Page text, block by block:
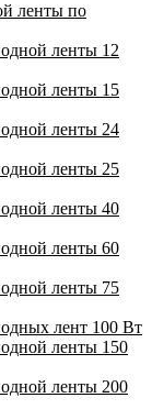
ленты по
ленты 12
ленты 15
ленты 24
ленты 25
ленты 40
ленты 60
ленты 75
лент 100 Вт
ленты 150
ленты 200